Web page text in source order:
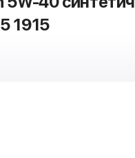
1915